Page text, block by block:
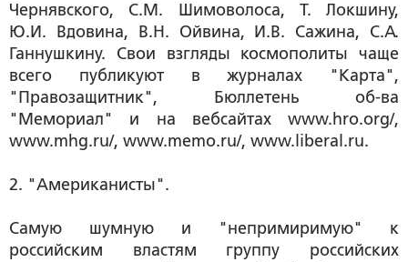
Чернявского, С.М. Шимоволоса, Т. Локшину,
Ю.И. Вдовина, В.Н. Ойвина, И.В. Сажина, С.А.
Ганнушкину. Свои взгляды космополиты чаще
всего публикуют в журналах "Карта",
"Правозащитник", Бюллетень об-ва
"Мемориал" и на вебсайтах www.hro.org/,
www.mhg.ru/, www.memo.ru/, www.liberal.ru.
2. "Американисты".
Самую шумную и "непримиримую" к
российским властям группу российских